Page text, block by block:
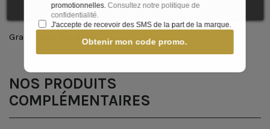
plus uniforme dans toute la plage de tons.
Grammage 190 g/m²
NOS PRODUITS
COMPLÉMENTAIRES
promotionnelles. Consultez notre politique de
confidentialité.
J'accepte de recevoir des SMS de la part de la marque.
Obtenir mon code promo.